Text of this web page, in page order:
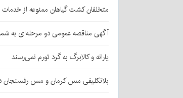
متخلفان کشت گیاهان ممنوعه از
آگهی مناقصه عمومی دو مرحله‌ای به شماره ۰۵-۱۴۰۵ (تجدید
یارانه و کالابرگ به گرد تورم نمی‌رسند
بلاتکلیفی مس کرمان و مس رفسنجان